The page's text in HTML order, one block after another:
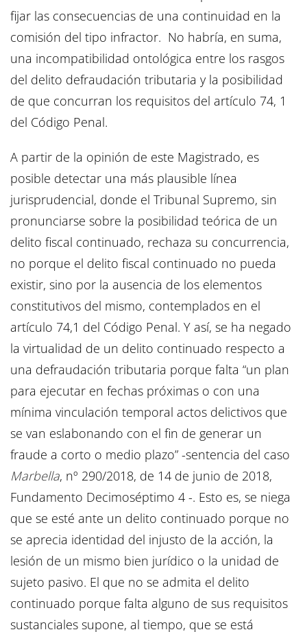
fijar las consecuencias de una continuidad en la
comisión del tipo infractor. No habría, en suma,
una incompatibilidad ontológica entre los rasgos
del delito defraudación tributaria y la posibilidad
de que concurran los requisitos del artículo 74, 1
del Código Penal.
A partir de la opinión de este Magistrado, es
posible detectar una más plausible línea
jurisprudencial, donde el Tribunal Supremo, sin
pronunciarse sobre la posibilidad teórica de un
delito fiscal continuado, rechaza su concurrencia,
no porque el delito fiscal continuado no pueda
existir, sino por la ausencia de los elementos
constitutivos del mismo, contemplados en el
artículo 74,1 del Código Penal. Y así, se ha negado
la virtualidad de un delito continuado respecto a
una defraudación tributaria porque falta “un plan
para ejecutar en fechas próximas o con una
mínima vinculación temporal actos delictivos que
se van eslabonando con el fin de generar un
fraude a corto o medio plazo” -sentencia del caso
Marbella, nº 290/2018, de 14 de junio de 2018,
Fundamento Decimoséptimo 4 -. Esto es, se niega
que se esté ante un delito continuado porque no
se aprecia identidad del injusto de la acción, la
lesión de un mismo bien jurídico o la unidad de
sujeto pasivo. El que no se admita el delito
continuado porque falta alguno de sus requisitos
sustanciales supone, al tiempo, que se está